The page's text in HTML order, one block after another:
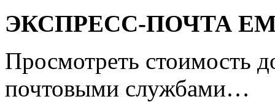
ЭКСПРЕСС-ПОЧТА
Просмотреть стоимость
почтовыми службами…